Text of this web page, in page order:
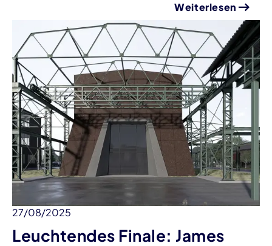
Weiterlesen
27/08/2025
Leuchtendes Finale: James